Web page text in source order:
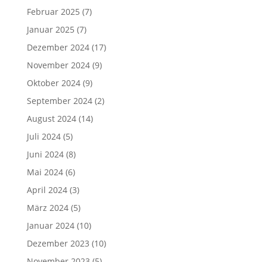
Februar 2025 (7)
Januar 2025 (7)
Dezember 2024(17)
November 2024(9)
Oktober 2024(9)
September 2024(2)
August 2024(14)
Juli 2024(5)
Juni 2024(8)
Mai 2024(6)
April 2024(3)
März 2024(5)
Januar 2024(10)
Dezember 2023 (10)